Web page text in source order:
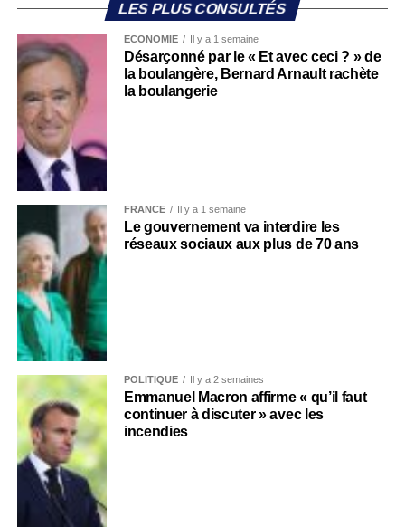
LES PLUS CONSULTÉS
ECONOMIE Il y a 1 semaine
Désarçonné par le « Et avec ceci ? » de
la boulangère, Bernard Arnault rachète
la boulangerie
FRANCE Il y a 1 semaine
Le gouvernement va interdire les
réseaux sociaux aux plus de 70 ans
POLITIQUE Il y a 2 semaines
Emmanuel Macron affirme « qu’il faut
continuer à discuter » avec les
incendies